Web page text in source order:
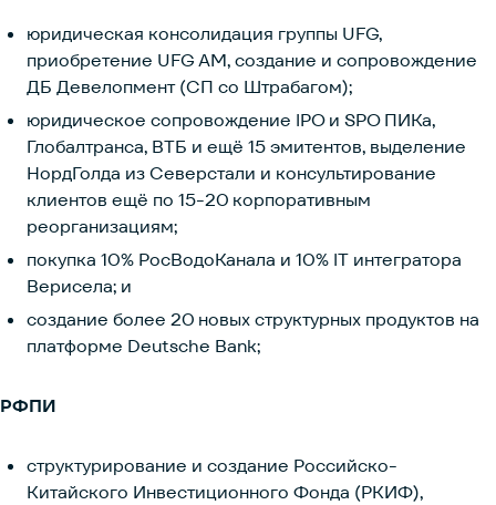
юридическая консолидация группы UFG,
приобретение UFG AM, создание и сопровождение
ДБ Девелопмент (СП со Штрабагом);
юридическое сопровождение IPO и SPO ПИКа,
Глобалтранса, ВТБ и ещё 15 эмитентов, выделение
НордГолда из Северстали и консультирование
клиентов ещё по 15-20 корпоративным
реорганизациям;
покупка 10% РосВодоКанала и 10% IT интегратора
Верисела; и
создание более 20 новых структурных продуктов на
платформе Deutsche Bank;
РФПИ
структурирование и создание Российско-
Китайского Инвестиционного Фонда (РКИФ),